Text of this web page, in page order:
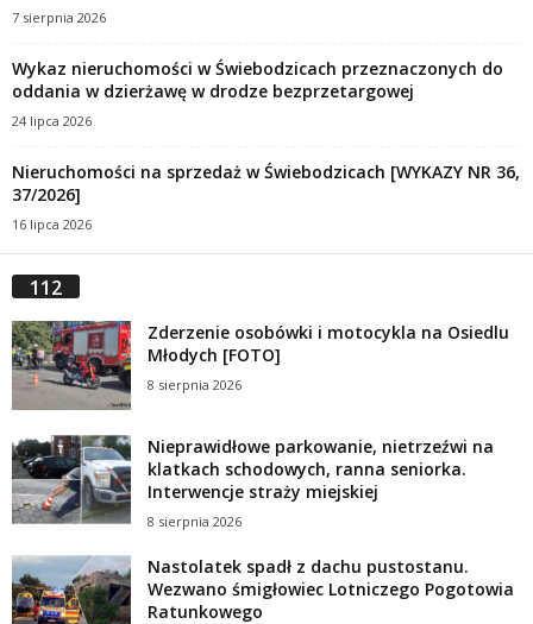
7 sierpnia 2026
Wykaz nieruchomości w Świebodzicach przeznaczonych do
oddania w dzierżawę w drodze bezprzetargowej
24 lipca 2026
Nieruchomości na sprzedaż w Świebodzicach [WYKAZY NR 36,
37/2026]
16 lipca 2026
112
Zderzenie osobówki i motocykla na Osiedlu
Młodych [FOTO]
8 sierpnia 2026
Nieprawidłowe parkowanie, nietrzeźwi na
klatkach schodowych, ranna seniorka.
Interwencje straży miejskiej
8 sierpnia 2026
Nastolatek spadł z dachu pustostanu.
Wezwano śmigłowiec Lotniczego Pogotowia
Ratunkowego